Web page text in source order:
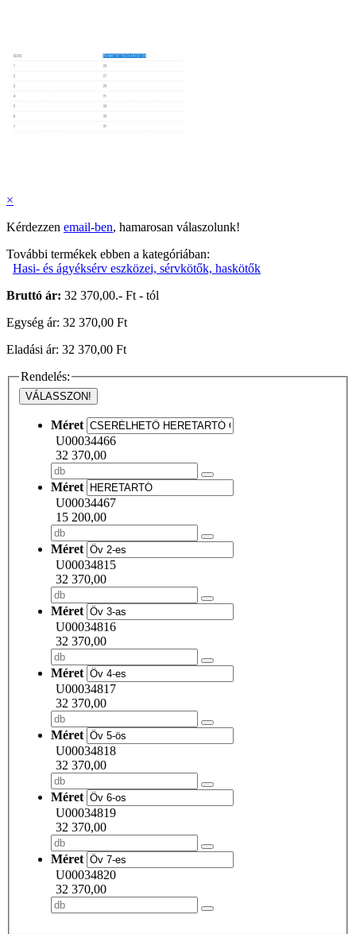
×
Kérdezzen email-ben, hamarosan válaszolunk!
További termékek ebben a kategóriában:
Hasi- és ágyéksérv eszközei, sérvkötők, haskötők
Bruttó ár: 32 370,00.- Ft - tól
Egység ár: 32 370,00 Ft
Eladási ár: 32 370,00 Ft
Rendelés:
VÁLASSZON!
Méret
U00034466
32 370,00
Méret
U00034467
15 200,00
Méret
U00034815
32 370,00
Méret
U00034816
32 370,00
Méret
U00034817
32 370,00
Méret
U00034818
32 370,00
Méret
U00034819
32 370,00
Méret
U00034820
32 370,00